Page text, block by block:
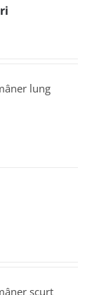
lung
scurt